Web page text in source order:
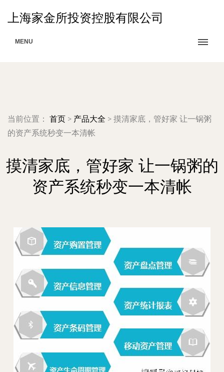
上海家金所投资控股有限公司
MENU
当前位置： 首页 > 产品大全 > 摸清家底，管好家 让一锅粥
的资产系统秒变一本清帐
摸清家底，管好家 让一锅粥的
资产系统秒变一本清帐